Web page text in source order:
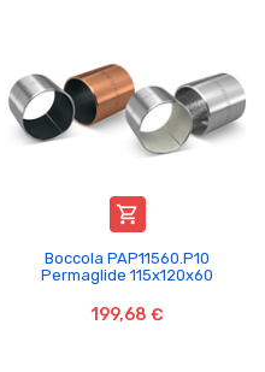

Boccola PAP11560.P10
Permaglide 115x120x60
199,68 €